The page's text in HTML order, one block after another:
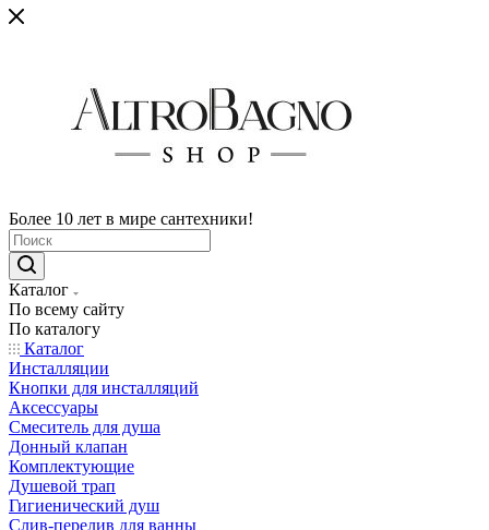
Более 10 лет в мире сантехники!
Каталог
По всему сайту
По каталогу
Каталог
Инсталляции
Кнопки для инсталляций
Аксессуары
Смеситель для душа
Донный клапан
Комплектующие
Душевой трап
Гигиенический душ
Слив-перелив для ванны